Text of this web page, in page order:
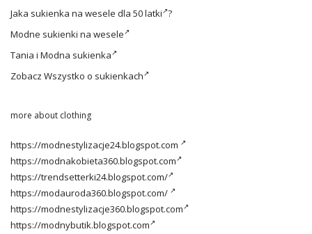
Jaka sukienka na wesele dla 50 latki ?
Modne sukienki na wesele
Tania i Modna sukienka
Zobacz Wszystko o sukienkach
more about clothing
https://modnestylizacje24.blogspot.com
https://modnakobieta360.blogspot.com
https://trendsetterki24.blogspot.com/
https://modauroda360.blogspot.com/
https://modnestylizacje360.blogspot.com
https://modnybutik.blogspot.com